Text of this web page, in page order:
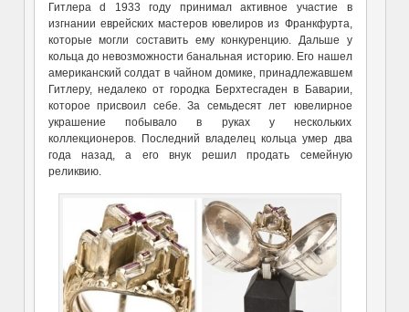
Гитлера d 1933 году принимал активное участие в
изгнании еврейских мастеров ювелиров из Франкфурта,
которые могли составить ему конкуренцию. Дальше у
кольца до невозможности банальная историю. Его нашел
американский солдат в чайном домике, принадлежавшем
Гитлеру, недалеко от городка Берхтесгаден в Баварии,
которое присвоил себе. За семьдесят лет ювелирное
украшение побывало в руках у нескольких
коллекционеров. Последний владелец кольца умер два
года назад, а его внук решил продать семейную
реликвию.